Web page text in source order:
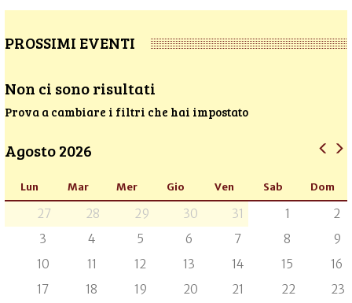
PROSSIMI EVENTI
Non ci sono risultati
Prova a cambiare i filtri che hai impostato
Agosto 2026
Lun Mar Mer Gio Ven Sab Dom
27 28 29 30 31 1
2
3
4 5 6 7 8
9
10
11 12 13 14 15
16
17
18 19 20 21 22
23